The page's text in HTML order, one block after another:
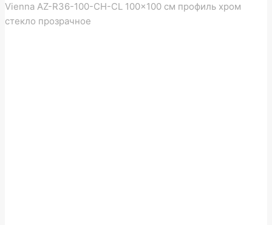
Vienna AZ-R36-100-CH-CL 100×100 см профиль хром
стекло прозрачное